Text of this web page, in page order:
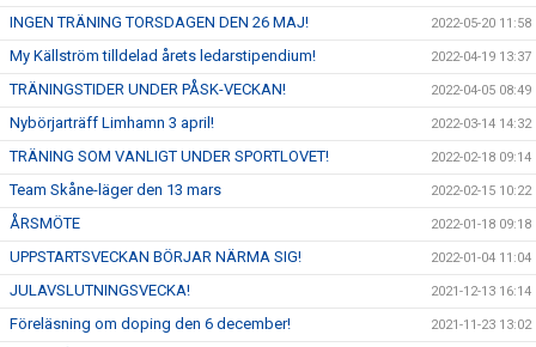
INGEN TRÄNING TORSDAGEN DEN 26 MAJ! 2022-05-20 11:58
My Källström tilldelad årets ledarstipendium! 2022-04-19 13:37
TRÄNINGSTIDER UNDER PÅSK-VECKAN! 2022-04-05 08:49
Nybörjarträff Limhamn 3 april! 2022-03-14 14:32
TRÄNING SOM VANLIGT UNDER SPORTLOVET! 2022-02-18 09:14
Team Skåne-läger den 13 mars 2022-02-15 10:22
ÅRSMÖTE 2022-01-18 09:18
UPPSTARTSVECKAN BÖRJAR NÄRMA SIG! 2022-01-04 11:04
JULAVSLUTNINGSVECKA! 2021-12-13 16:14
Föreläsning om doping den 6 december! 2021-11-23 13:02